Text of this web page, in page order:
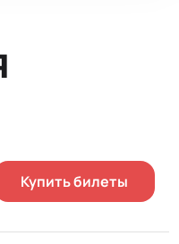
Купить билеты